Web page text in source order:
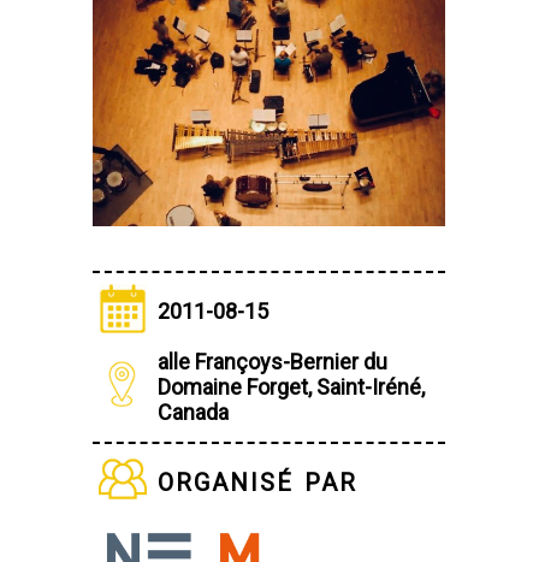
2011-08-15
alle Françoys-Bernier du
Domaine Forget, Saint-Iréné,
Canada
organisé par